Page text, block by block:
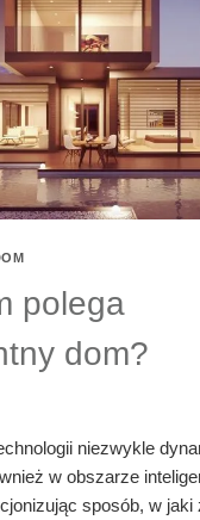
ZAINSTALOWAĆ?
polega
dom?
niezwykle
w obszarze
sposób, w